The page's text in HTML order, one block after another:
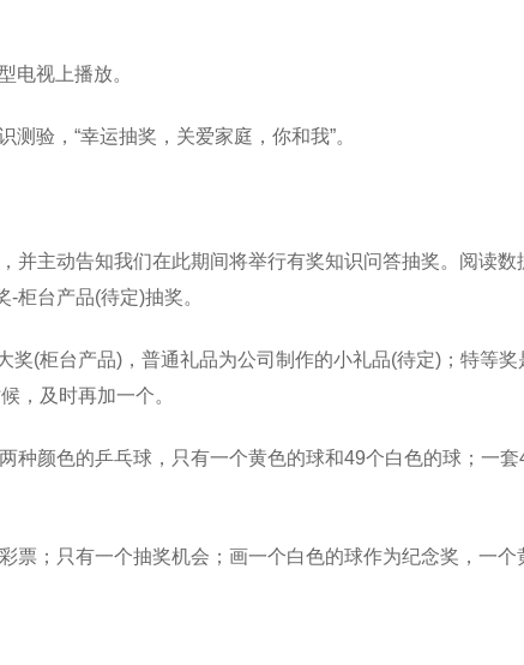
电视上播放。
验，“幸运抽奖，关爱家庭，你和我”。
并主动告知我们在此期间将举行有奖知识问答抽奖。阅读数
柜台产品(待定)抽奖。
奖(柜台产品)，普通礼品为公司制作的小礼品(待定)；特等
，及时再加一个。
种颜色的乒乓球，只有一个黄色的球和49个白色的球；一
票；只有一个抽奖机会；画一个白色的球作为纪念奖，一个